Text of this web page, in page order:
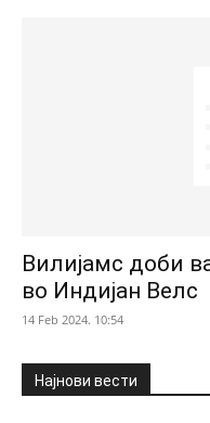
Вилијамс доби
во Индијан Велс
14 Feb 2024. 10:54
Најнови вести